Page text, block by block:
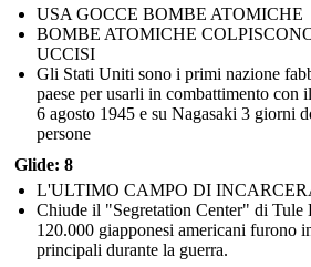
USA GOCCE BOMBE ATOMICHE
BOMBE ATOMICHE
UCCISI
Gli Stati Uniti sono i primi nazione
paese per usarli in combattimento
6 agosto 1945 e su Nagasaki 3 giorni
persone
Glide: 8
L'ULTIMO CAMPO DI
Chiude il "Segretation Center" di Tule
120.000 giapponesi americani furono
principali durante la guerra.